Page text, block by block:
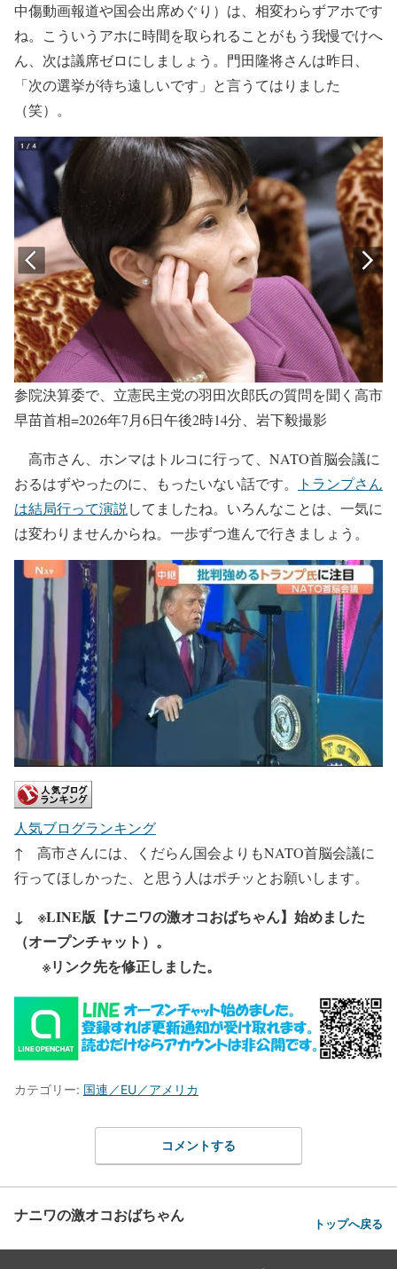
中傷動画報道や国会出席めぐり）は、相変わらずアホです
ね。こういうアホに時間を取られることがもう我慢でけへ
ん、次は議席ゼロにしましょう。門田隆将さんは昨日、
「次の選挙が待ち遠しいです」と言うてはりました
（笑）。
参院決算委で、立憲民主党の羽田次郎氏の質問を聞く高市
早苗首相=2026年7月6日午後2時14分、岩下毅撮影
高市さん、ホンマはトルコに行って、NATO首脳会議に
おるはずやったのに、もったいない話です。
トランプさん
は結局行って演説 してましたね。いろんなことは、一気に
は変わりませんからね。一歩ずつ進んで行きましょう。
人気ブログランキング
↑ 高市さんには、くだらん国会よりもNATO首脳会議に
行ってほしかった、と思う人はポチッとお願いします。
↓ ※LINE版【ナニワの激オコおばちゃん】始めました
（オープンチャット）。
※リンク先を修正しました。
カテゴリー: 国連／EU／アメリカ
コメントする
ナニワの激オコおばちゃん トップへ戻る